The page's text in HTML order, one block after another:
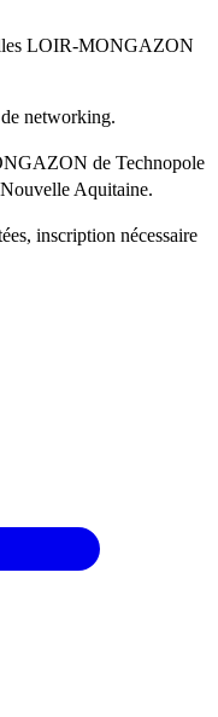
LOIR-MONGAZON
networking.
de Technopole
Aquitaine.
inscription nécessaire